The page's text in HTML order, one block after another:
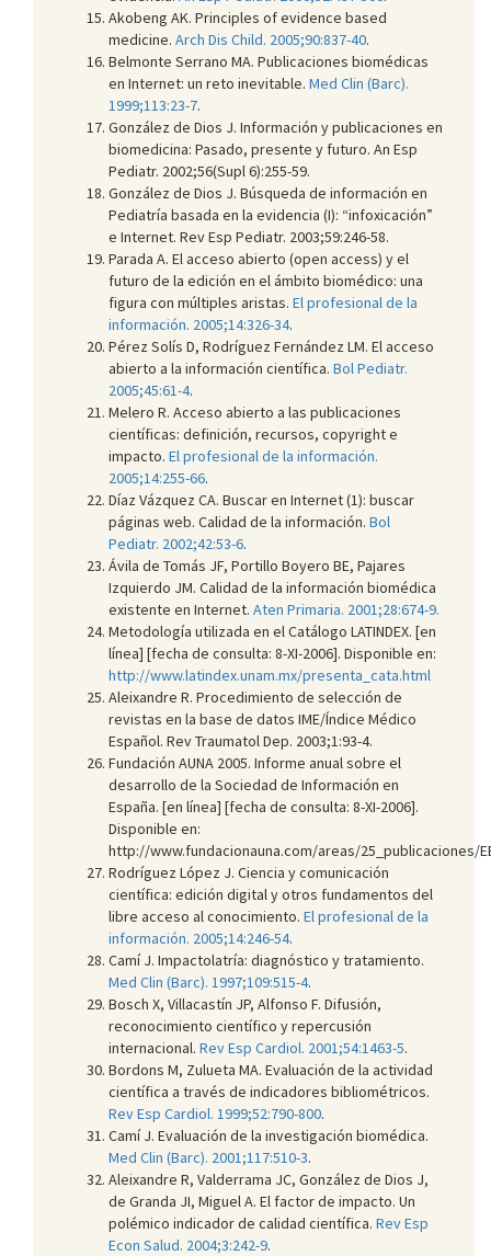
Akobeng AK. Principles of evidence based
medicine. Arch Dis Child. 2005;90:837-40.
Belmonte Serrano MA. Publicaciones biomédicas
en Internet: un reto inevitable. Med Clin (Barc).
1999;113:23-7.
González de Dios J. Información y publicaciones en
biomedicina: Pasado, presente y futuro. An Esp
Pediatr. 2002;56(Supl 6):255-59.
González de Dios J. Búsqueda de información en
Pediatría basada en la evidencia (I): “infoxicación”
e Internet. Rev Esp Pediatr. 2003;59:246-58.
Parada A. El acceso abierto (open access) y el
futuro de la edición en el ámbito biomédico: una
figura con múltiples aristas. El profesional de la
información. 2005;14:326-34.
Pérez Solís D, Rodríguez Fernández LM. El acceso
abierto a la información científica. Bol Pediatr.
2005;45:61-4.
Melero R. Acceso abierto a las publicaciones
científicas: definición, recursos, copyright e
impacto. El profesional de la información.
2005;14:255-66.
Díaz Vázquez CA. Buscar en Internet (1): buscar
páginas web. Calidad de la información. Bol
Pediatr. 2002;42:53-6.
Ávila de Tomás JF, Portillo Boyero BE, Pajares
Izquierdo JM. Calidad de la información biomédica
existente en Internet. Aten Primaria. 2001;28:674-9.
Metodología utilizada en el Catálogo LATINDEX. [en
línea] [fecha de consulta: 8-XI-2006]. Disponible en:
http://www.latindex.unam.mx/presenta_cata.html
Aleixandre R. Procedimiento de selección de
revistas en la base de datos IME/Índice Médico
Español. Rev Traumatol Dep. 2003;1:93-4.
Fundación AUNA 2005. Informe anual sobre el
desarrollo de la Sociedad de Información en
España. [en línea] [fecha de consulta: 8-XI-2006].
Disponible en:
http://www.fundacionauna.com/areas/25_publicaciones/
Rodríguez López J. Ciencia y comunicación
científica: edición digital y otros fundamentos del
libre acceso al conocimiento. El profesional de la
información. 2005;14:246-54.
Camí J. Impactolatría: diagnóstico y tratamiento.
Med Clin (Barc). 1997;109:515-4.
Bosch X, Villacastín JP, Alfonso F. Difusión,
reconocimiento científico y repercusión
internacional. Rev Esp Cardiol. 2001;54:1463-5.
Bordons M, Zulueta MA. Evaluación de la actividad
científica a través de indicadores bibliométricos.
Rev Esp Cardiol. 1999;52:790-800.
Camí J. Evaluación de la investigación biomédica.
Med Clin (Barc). 2001;117:510-3.
Aleixandre R, Valderrama JC, González de Dios J,
de Granda JI, Miguel A. El factor de impacto. Un
polémico indicador de calidad científica. Rev Esp
Econ Salud. 2004;3:242-9.